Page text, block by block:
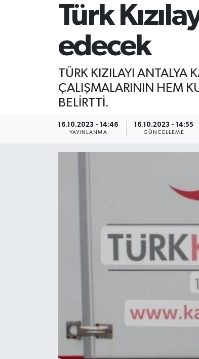
Türk
edecek
TÜRK KIZILAYI ANTALYA
ÇALIŞMALARININ HEM
BELİRTTİ.
16.10.2023 - 14:46
YAYINLANMA
16.10.2023 - 14:55
GÜNCELLEME